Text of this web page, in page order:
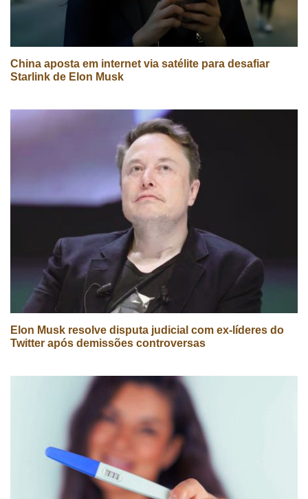
China aposta em internet via satélite para desafiar
Starlink de Elon Musk
Elon Musk resolve disputa judicial com ex-líderes do
Twitter após demissões controversas